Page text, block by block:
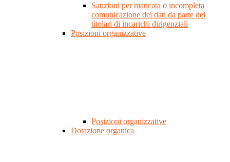
Sanzioni per mancata o incompleta
comunicazione dei dati da parte dei
titolari di incarichi dirigenziali
Posizioni organizzative
Posizioni organizzative
Dotazione organica